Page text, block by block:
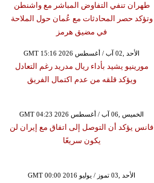
طهران تنفي التفاوض المباشر مع واشنطن
وتؤكد حصر المحادثات مع عُمان حول الملاحة
في مضيق هرمز
GMT 15:16 2026 الأحد ,02 آب / أغسطس
مورينيو يشيد بأداء ريال مدريد رغم التعادل
ويؤكد قلقه من عدم اكتمال الفريق
GMT 04:23 2026 الخميس ,06 آب / أغسطس
فانس يؤكد أن التوصل إلى اتفاق مع إيران لن
يكون سريعًا
GMT 00:00 2016 الأحد ,03 تموز / يوليو